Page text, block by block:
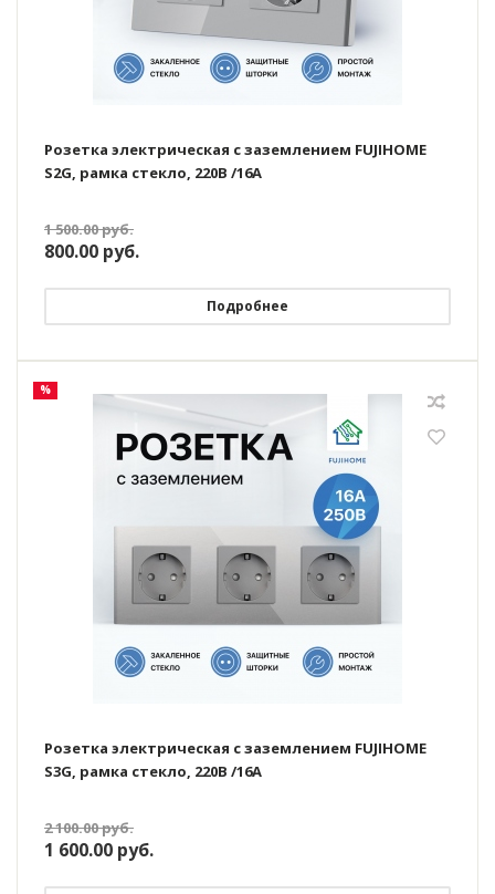
Розетка электрическая с заземлением FUJIHOME
S2G, рамка стекло, 220В /16А
1 500.00руб.
800.00 руб.
Подробнее
%
Розетка электрическая с заземлением FUJIHOME
S3G, рамка стекло, 220В /16А
2 100.00руб.
1 600.00 руб.